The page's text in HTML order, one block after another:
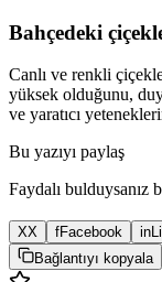
Bahçedeki
Canlı ve renkli
yüksek olduğunu,
ve yaratıcı
Bu yazıyı paylaş
Faydalı bulduysanız
XX fFacebook in
Bağlantıyı kopyala